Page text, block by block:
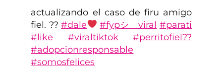
actualizando el caso de firu amigo
fiel. ??#dale #fypシ゚viral #parati
#like
#viraltiktok
#perritofiel??
#adopcionresponsable
#somosfelices